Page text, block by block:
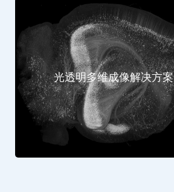
光透明多维成像解决方案